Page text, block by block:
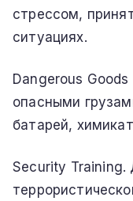
стрессом,
ситуациях.
Dangerous
опасными
батарей,
Security Training.